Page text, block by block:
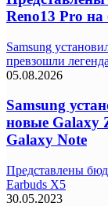
Reno13 Pro на
Samsung
превзошли
05.08.2026
Samsung
новые Galaxy
Galaxy Note
Представлены
Earbuds X5
30.05.2023